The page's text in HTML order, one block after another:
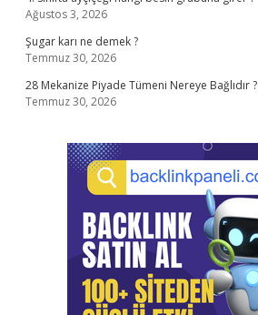
Ağustos 3, 2026
Şugar karı ne demek ?
Temmuz 30, 2026
28 Mekanize Piyade Tümeni Nereye Bağlıdır ?
Temmuz 30, 2026